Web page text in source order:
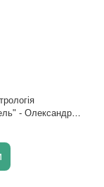
- Олександр